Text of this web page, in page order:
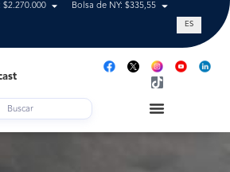
Bolsa de NY: $335,55 Tasa de
ES